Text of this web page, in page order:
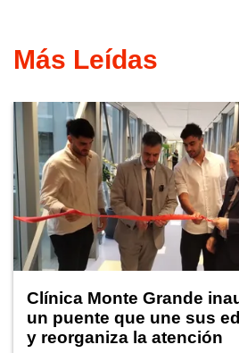
Más Leídas
Clínica Monte Grande
un puente que une sus
y reorganiza la atención